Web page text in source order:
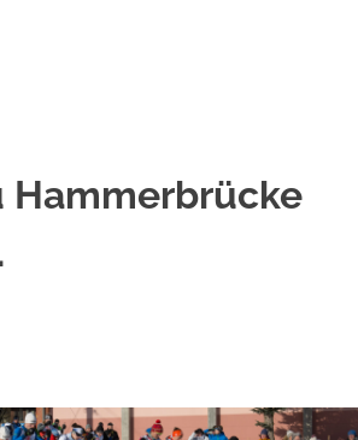
Hammerbrücke